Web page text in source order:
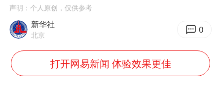
声明：个人原创，仅供参考
新华社
北京 0
打开网易新闻 体验效果更佳